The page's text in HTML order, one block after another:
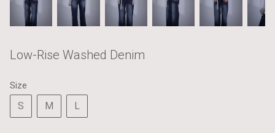
Low-Rise Washed Denim
Size
S M L